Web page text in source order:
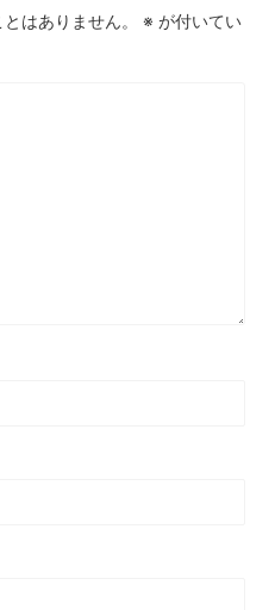
はありません。 ※ が付いてい